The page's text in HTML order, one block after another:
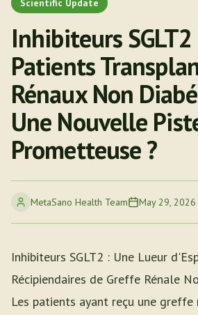
Scientific Update
Inhibiteurs
Patients
Rénaux Non
Une Nouvelle
Prometteuse ?
MetaSano Health Team May 29, 2026
Inhibiteurs SGLT2 : Une Lueur
Récipiendaires de Greffe Rénale
Les patients ayant reçu une greffe